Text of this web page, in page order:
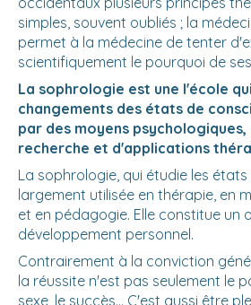
simples, souvent oubliés ; la
permet à la médecine de tenter
scientifiquement le pourquoi de
La sophrologie est une l'école
changements des états de
par des moyens psychologiques,
recherche et d'applications
La sophrologie, qui étudie les
largement utilisée en thérapie, en
et en pédagogie. Elle constitue un
développement personnel.
Contrairement à la conviction
la réussite n'est pas seulement le
sexe, le succès... C'est aussi être